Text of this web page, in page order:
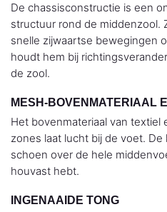
De chassisconstructie is een
structuur rond de middenzool.
snelle zijwaartse bewegingen
houdt hem bij
de zool.
MESH-BOVENMATERIAAL
Het bovenmateriaal van
zones laat lucht bij de voet.
schoen over de hele
houvast hebt.
INGENAAIDE TONG